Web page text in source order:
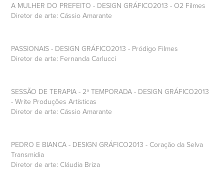
A MULHER DO PREFEITO - DESIGN GRÁFICO2013 - O2 Filmes
Diretor de arte: Cássio Amarante
PASSIONAIS - DESIGN GRÁFICO2013 - Pródigo Filmes
Diretor de arte: Fernanda Carlucci
SESSÃO DE TERAPIA - 2ª TEMPORADA - DESIGN GRÁFICO2013
- Write Produções Artísticas
Diretor de arte: Cássio Amarante
PEDRO E BIANCA - DESIGN GRÁFICO2013 - Coração da Selva
Transmidia
Diretor de arte: Cláudia Briza